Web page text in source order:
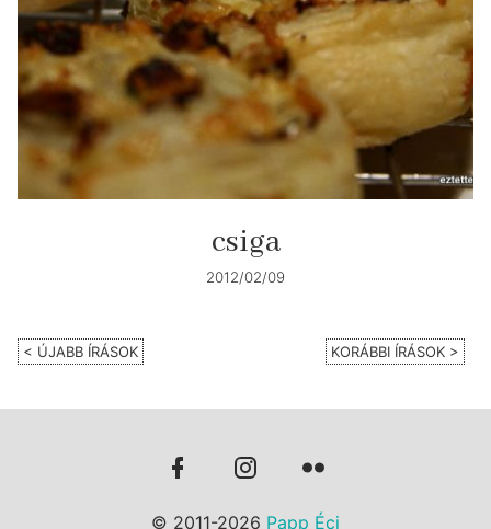
csiga
2012/02/09
< ÚJABB ÍRÁSOK KORÁBBI ÍRÁSOK >
© 2011-2026 Papp Éci